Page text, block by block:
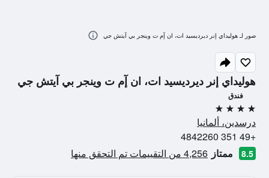
هوليداي إنر ديرديسيد ات، ان إٓم ت وينجر بي آيتش جي
فندق
4 نجوم
درسدين، ألمانيا
+49 351 4842260
8.5 ممتاز 4,256 من التقييمات تم التحقق منها
صور لـ هوليداي إنر ديرديسيد ات، ان إٓم ت وينجر بي آيتش جي